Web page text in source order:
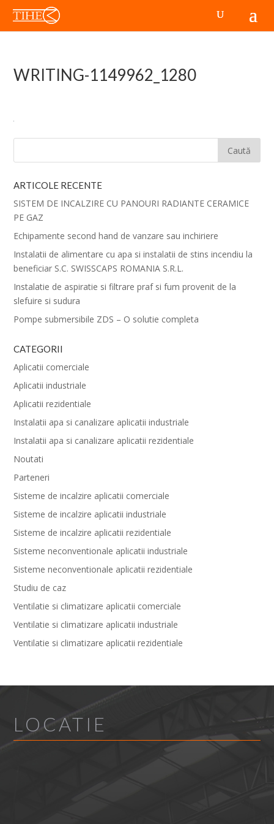
WRITING-1149962_1280
ARTICOLE RECENTE
SISTEM DE INCALZIRE CU PANOURI RADIANTE CERAMICE
PE GAZ
Echipamente second hand de vanzare sau inchiriere
Instalatii de alimentare cu apa si instalatii de stins incendiu la
beneficiar S.C. SWISSCAPS ROMANIA S.R.L.
Instalatie de aspiratie si filtrare praf si fum provenit de la
slefuire si sudura
Pompe submersibile ZDS – O solutie completa
CATEGORII
Aplicatii comerciale
Aplicatii industriale
Aplicatii rezidentiale
Instalatii apa si canalizare aplicatii industriale
Instalatii apa si canalizare aplicatii rezidentiale
Noutati
Parteneri
Sisteme de incalzire aplicatii comerciale
Sisteme de incalzire aplicatii industriale
Sisteme de incalzire aplicatii rezidentiale
Sisteme neconventionale aplicatii industriale
Sisteme neconventionale aplicatii rezidentiale
Studiu de caz
Ventilatie si climatizare aplicatii comerciale
Ventilatie si climatizare aplicatii industriale
Ventilatie si climatizare aplicatii rezidentiale
LOCATIE